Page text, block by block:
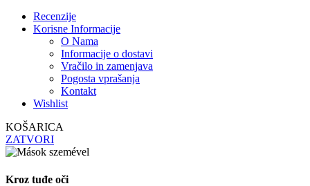
Recenzije
Korisne Informacije
O Nama
Informacije o dostavi
Vračilo in zamenjava
Pogosta vprašanja
Kontakt
Wishlist
KOŠARICA
ZATVORI
Kroz tuđe oči